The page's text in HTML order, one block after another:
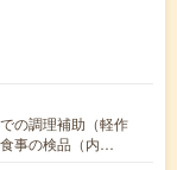
の調理補助（軽作
事の検品（内…